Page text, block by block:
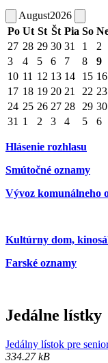
August2026
Po Ut St Št Pia So
27 28 29 30 31 1
2
3
4 5 6 7 8
9
10 11 12 13 14 15 16
17 18 19 20 21 22 23
24 25 26 27 28 29 30
31 1 2 3 4 5 6
Hlásenie rozhlasu
Smútočné oznamy
Vývoz komunálneho
Kultúrny dom,
Farské oznamy
Jedálne lístky
Jedálny lístok pre
334.27 kB